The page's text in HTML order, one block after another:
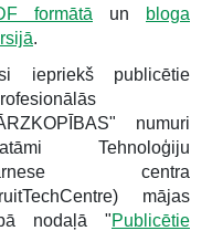
formātā un
bloga
.
iepriekš publicētie
numuri
Tehnoloģiju
centra
mājas
nodaļā "Publicētie